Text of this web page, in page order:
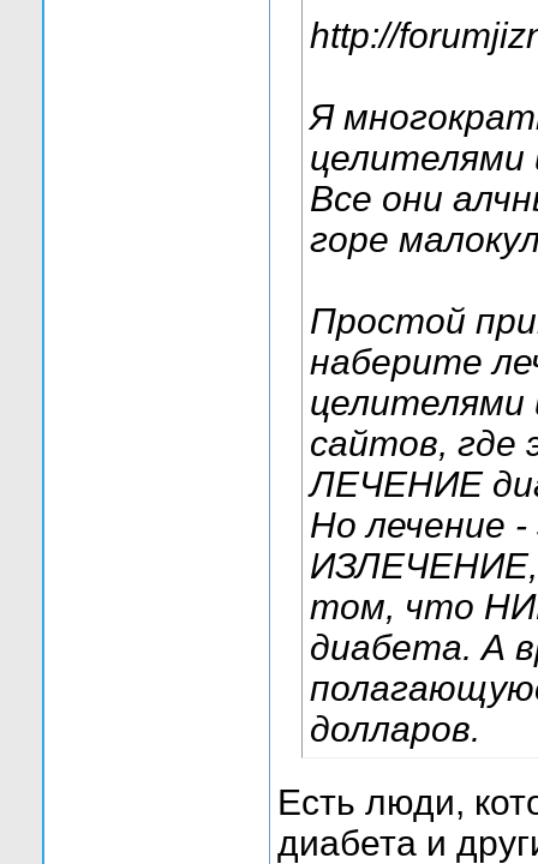
http://
Я
целителями
Все они
горе
Простой
наберите
целителями
сайтов,
ЛЕЧЕНИЕ
Но лечение
ИЗЛЕЧЕНИЕ,
том, что
диабета. А
долларов.
Есть люди,
диабета и